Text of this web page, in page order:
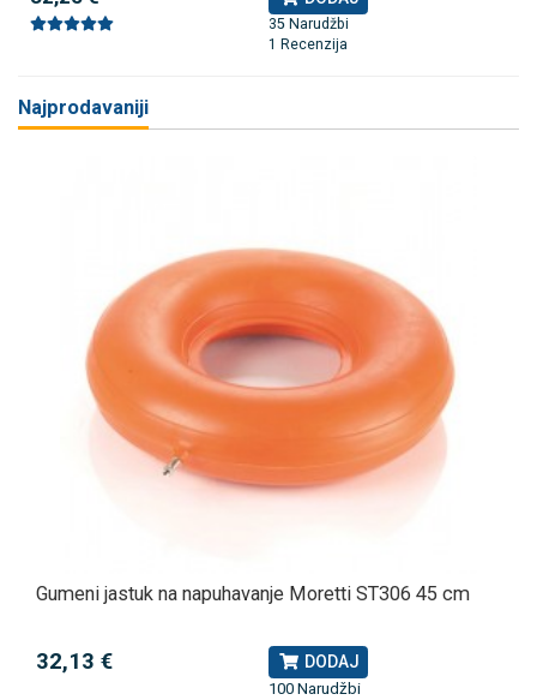
35 Narudžbi
1 Recenzija
Najprodavaniji
Gumeni jastuk na napuhavanje Moretti ST306 45 cm
32,13 € DODAJ
100 Narudžbi